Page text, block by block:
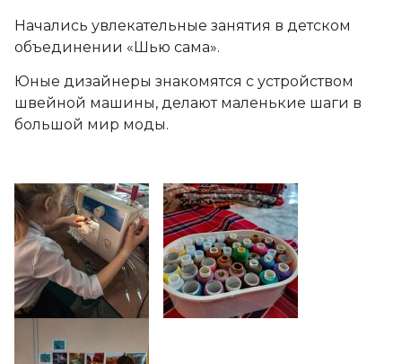
Начались увлекательные занятия в детском
объединении «Шью сама».
Юные дизайнеры знакомятся с устройством
швейной машины, делают маленькие шаги в
большой мир моды.